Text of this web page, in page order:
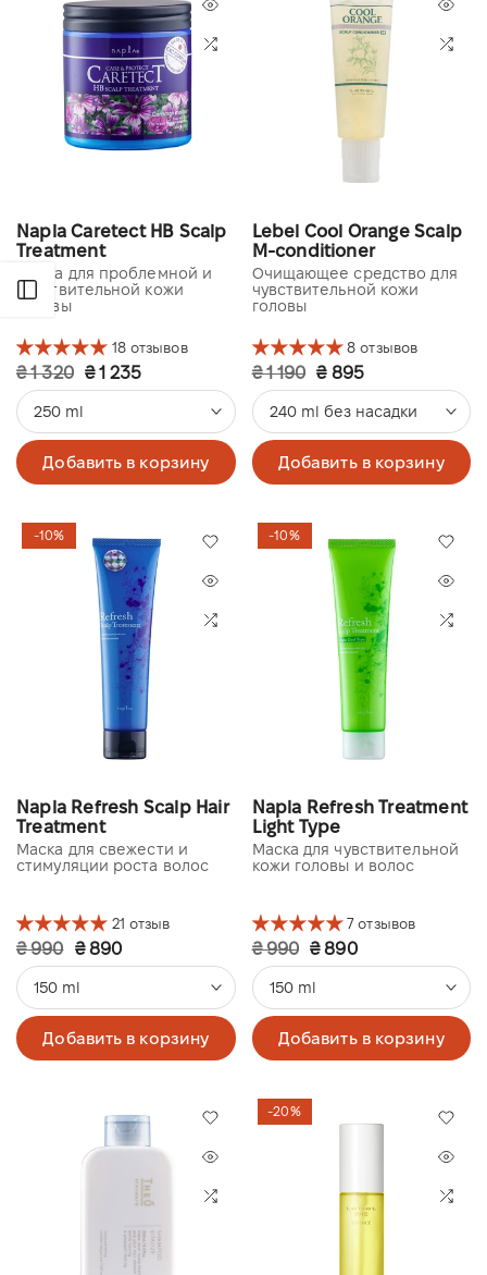
Открыть боковую панель
Napla Caretect HB Scalp
Treatment
Маска для проблемной и
чувствительной кожи
головы
18 отзывов
₴ 1 320 ₴ 1 235
250 ml
Добавить в корзину
Lebel Cool Orange Scalp
M-conditioner
Очищающее средство для
чувствительной кожи
головы
8 отзывов
₴ 1 190 ₴ 895
240 ml без насадки
Добавить в корзину
-10%
Napla Refresh Scalp Hair
Treatment
Маска для свежести и
стимуляции роста волос
21 отзыв
₴ 990 ₴ 890
150 ml
Добавить в корзину
-10%
Napla Refresh Treatment
Light Type
Маска для чувствительной
кожи головы и волос
7 отзывов
₴ 990 ₴ 890
150 ml
Добавить в корзину
-20%